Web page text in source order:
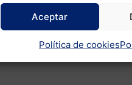
Aceptar
Política de cookies